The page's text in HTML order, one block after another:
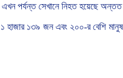
এখন পর্যন্ত সেখানে নিহত হয়েছে অন্তত
১ হাজার ১৩৯ জন এবং ২০০-র বেশি